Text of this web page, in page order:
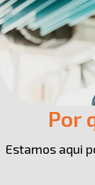
Por
Estamos aqui